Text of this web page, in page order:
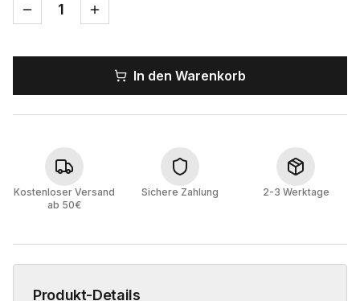
1
In den Warenkorb
Kostenloser Versand
ab 50€
Sichere Zahlung 2-3 Werktage
Produkt-Details